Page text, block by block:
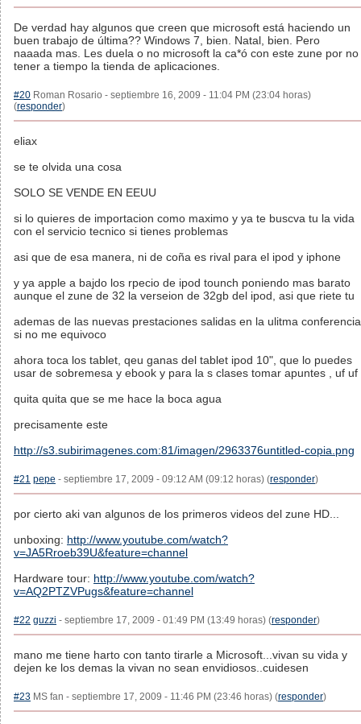
De verdad hay algunos que creen que microsoft está haciendo un
buen trabajo de última?? Windows 7, bien. Natal, bien. Pero
naaada mas. Les duela o no microsoft la ca*ó con este zune por no
tener a tiempo la tienda de aplicaciones.
#20 Roman Rosario - septiembre 16, 2009 - 11:04 PM (23:04 horas)
(responder)
eliax
se te olvida una cosa
SOLO SE VENDE EN EEUU
si lo quieres de importacion como maximo y ya te buscva tu la vida
con el servicio tecnico si tienes problemas
asi que de esa manera, ni de coña es rival para el ipod y iphone
y ya apple a bajdo los rpecio de ipod tounch poniendo mas barato
aunque el zune de 32 la verseion de 32gb del ipod, asi que riete tu
ademas de las nuevas prestaciones salidas en la ulitma conferencia
si no me equivoco
ahora toca los tablet, qeu ganas del tablet ipod 10", que lo puedes
usar de sobremesa y ebook y para la s clases tomar apuntes , uf uf
quita quita que se me hace la boca agua
precisamente este
http://s3.subirimagenes.com:81/imagen/2963376untitled-copia.png
#21 pepe - septiembre 17, 2009 - 09:12 AM (09:12 horas) (responder)
por cierto aki van algunos de los primeros videos del zune HD...
unboxing: http://www.youtube.com/watch?
v=JA5Rroeb39U&feature=channel
Hardware tour: http://www.youtube.com/watch?
v=AQ2PTZVPugs&feature=channel
#22 guzzi - septiembre 17, 2009 - 01:49 PM (13:49 horas) (responder)
mano me tiene harto con tanto tirarle a Microsoft...vivan su vida y
dejen ke los demas la vivan no sean envidiosos..cuidesen
#23 MS fan - septiembre 17, 2009 - 11:46 PM (23:46 horas) (responder)